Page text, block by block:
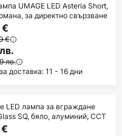
UMAGE LED Asteria Short,
за директно свързване
€
лв.
доставка: 11 - 16 дни
LED лампа за вграждане
SQ, бяло, алуминий, CCT